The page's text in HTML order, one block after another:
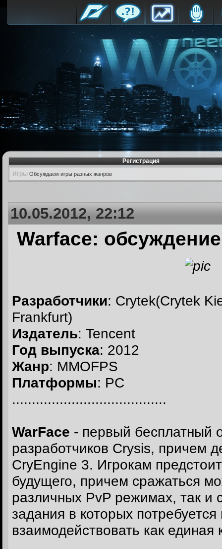
Регистрация
Игры Обсуждаем игры разных жанров
10.05.2012, 22:12
Warface: обсуждение
Разработчики: Crytek(Crytek
Frankfurt)
Издатель: Tencent
Год выпуска: 2012
Жанр: MMOFPS
Платформы: РС
.......................................
WarFace - первый бесплатный
разработчиков Crysis, причем
CryEngine 3. Игрокам
будущего, причем сражаться
различных PvP режимах, так и
задания в которых
взаимодействовать как единая